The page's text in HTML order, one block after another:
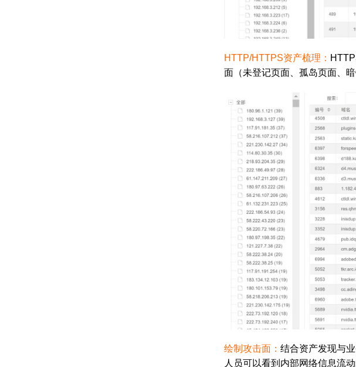
HTTP/HTTPS资产梳理：
面（未登记页面、孤岛页面、暗
绘制攻击面： 结合资产发现与
人员可以看到内部网络信息流